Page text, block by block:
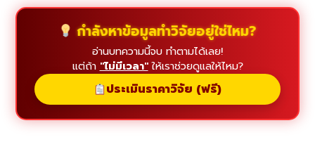
กำลังหาข้อมูลทำวิจัยอยู่ใช่ไหม?
อ่านบทความนี้จบ ทำตามได้เลย!
แต่ถ้า "ไม่มีเวลา"ให้เราช่วยดูแลให้ไหม?
ประเมินราคาวิจัย (ฟรี)